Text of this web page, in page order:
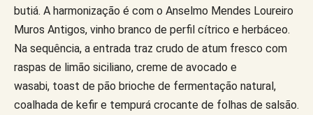
butiá. A harmonização é com o Anselmo Mendes Loureiro
Muros Antigos, vinho branco de perfil cítrico e herbáceo.
Na sequência, a entrada traz crudo de atum fresco com
raspas de limão siciliano, creme de avocado e
wasabi, toast de pão brioche de fermentação natural,
coalhada de kefir e tempurá crocante de folhas de salsão.